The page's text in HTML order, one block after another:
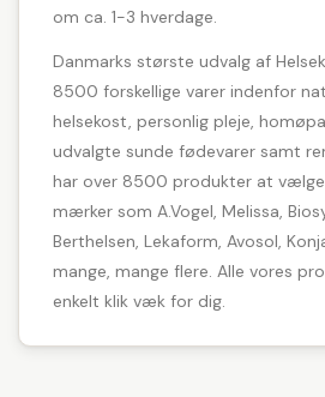
om ca. 1-3 hverdage.
Danmarks største udvalg af
8500 forskellige varer indenfor
helsekost, personlig pleje,
udvalgte sunde fødevarer samt
har over 8500 produkter at
mærker som A.Vogel, Melissa,
Berthelsen, Lekaform, Avosol,
mange, mange flere. Alle vores
enkelt klik væk for dig.